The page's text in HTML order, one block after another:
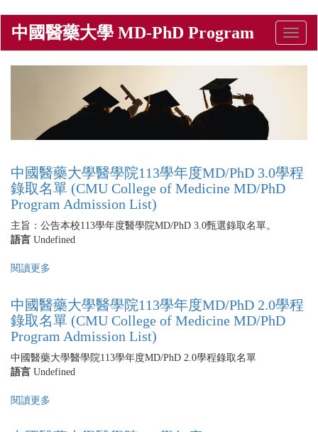
主
中國醫藥大學 MD-PhD Program
Toggle
中國醫藥大學醫學院113學年度MD/PhD 3.0學程
錄取名單 (CMU College of Medicine MD/PhD
Program Admission List)
主旨：公告本校113學年度醫學院MD/PhD 3.0甄選錄取名單。
語言 Undefined
閱讀更多
中
國
醫
藥
大
學
中國醫藥大學醫學院113學年度MD/PhD 2.0學程
錄取名單 (CMU College of Medicine MD/PhD
Program Admission List)
中國醫藥大學醫學院113學年度MD/PhD 2.0學程錄取名單
語言 Undefined
閱讀更多
中